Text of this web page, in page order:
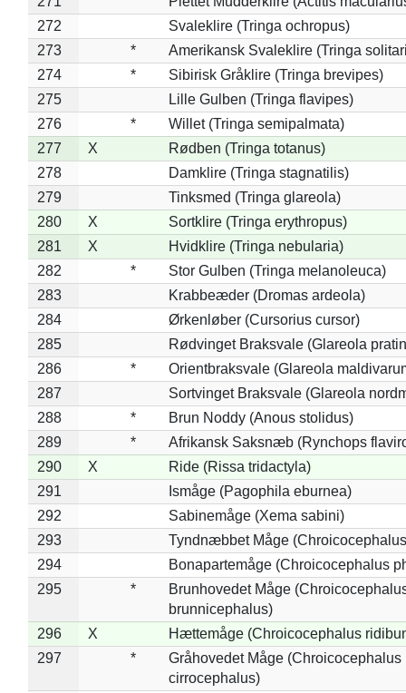
272
Svaleklire (Tringa ochropus)
273
*
Amerikansk Svaleklire (Tringa
274
*
Sibirisk Gråklire (Tringa brevipes)
275
Lille Gulben (Tringa flavipes)
276
*
Willet (Tringa semipalmata)
277
X
Rødben (Tringa totanus)
278
Damklire (Tringa stagnatilis)
279
Tinksmed (Tringa glareola)
280
X
Sortklire (Tringa erythropus)
281
X
Hvidklire (Tringa nebularia)
282
*
Stor Gulben (Tringa melanoleuca)
283
Krabbeæder (Dromas ardeola)
284
Ørkenløber (Cursorius cursor)
285
Rødvinget Braksvale (Glareola
286
*
Orientbraksvale (Glareola
287
Sortvinget Braksvale (Glareola
288
*
Brun Noddy (Anous stolidus)
289
*
Afrikansk Saksnæb (Rynchops
290
X
Ride (Rissa tridactyla)
291
Ismåge (Pagophila eburnea)
292
Sabinemåge (Xema sabini)
293
Tyndnæbbet Måge
294
Bonapartemåge (Chroicocephalus
295
*
Brunhovedet Måge
brunnicephalus)
296
X
Hættemåge (Chroicocephalus
297
*
Gråhovedet Måge (Chroicocephalus
cirrocephalus)